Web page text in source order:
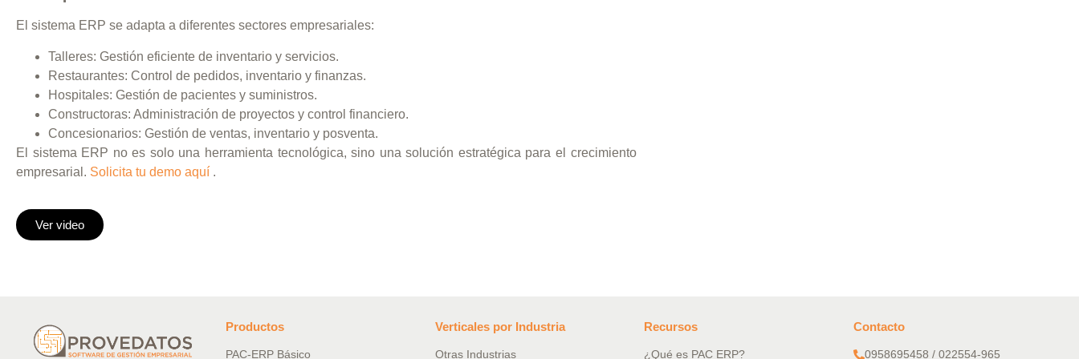
El sistema ERP se adapta a diferentes sectores empresariales:
Talleres: Gestión eficiente de inventario y servicios.
Restaurantes: Control de pedidos, inventario y finanzas.
Hospitales: Gestión de pacientes y suministros.
Constructoras: Administración de proyectos y control financiero.
Concesionarios: Gestión de ventas, inventario y posventa.
El sistema ERP no es solo una herramienta tecnológica, sino una solución estratégica para el crecimiento
empresarial. Solicita tu demo aquí .
Ver video
Productos
PAC-ERP Básico
Verticales por Industria
Otras Industrias
Recursos
¿Qué es PAC ERP?
Contacto
0958695458 / 022554-965